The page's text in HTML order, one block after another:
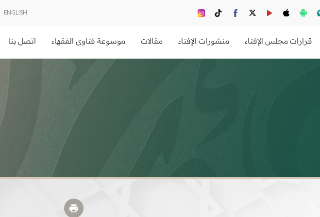
ENGLISH
قرارات مجلس الإفتاء منشورات الإفتاء مقالات موسوعة فتاوى الفقهاء اتصل بنا